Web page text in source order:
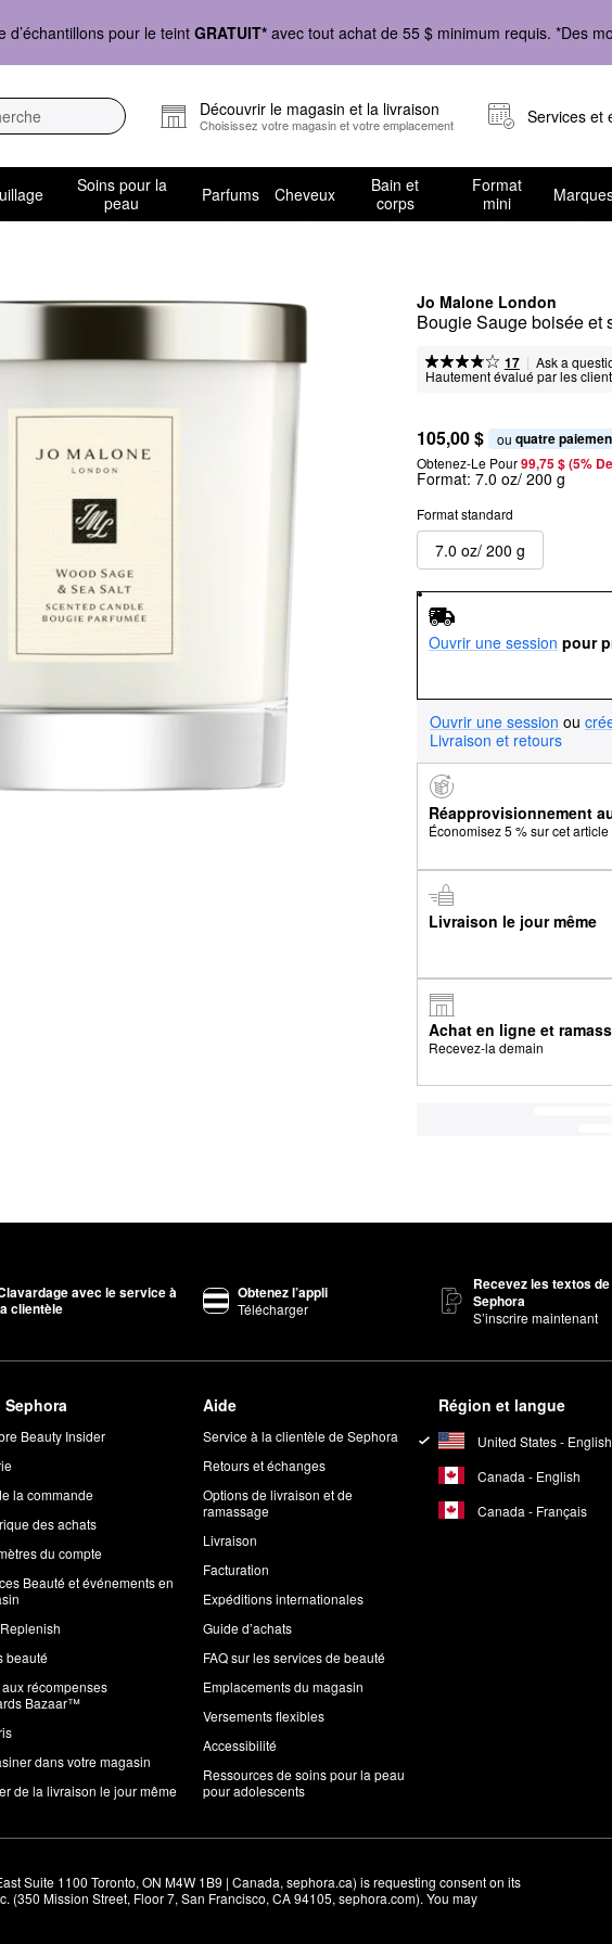
d’échantillons pour le teint GRATUIT* avec tout achat de 55 $ minimum requis. *Des
Découvrir le magasin et la livraison
Choisissez votre magasin et votre emplacement Services et
Soins pour la
peau
Parfums Cheveux
Bain et
corps
Format
mini
Jo Malone London
Bougie Sauge boisée et
17 | Ask a
Hautement évalué par les
105,00 $ ou quatre
Obtenez-Le Pour99,75 $ (5%
Format: 7.0 oz/ 200 g
Format standard
7.0 oz/ 200 g
Ouvrir une session pour
Ouvrir une session ou
Livraison et retours
Réapprovisionnement
Économisez 5 % sur cet article
Livraison le jour même
Achat en ligne et
Recevez-la demain
avec le service à
clientèle
Obtenez l’appli
Télécharger
Recevez les textos de
Sephora
S’inscrire maintenant
Sephora
Beauty Insider
la commande
des achats
du compte
Beauté et événements en
beauté
récompenses
Bazaar™
dans votre magasin
de la livraison le jour même
Aide
Service à la clientèle de Sephora
Retours et échanges
Options de livraison et de
ramassage
Livraison
Facturation
Expéditions internationales
Guide d’achats
FAQ sur les services de beauté
Emplacements du magasin
Versements flexibles
Accessibilité
Ressources de soins pour la peau
pour adolescents
Région et langue
United States - English
Canada - English
Canada - Français
Suite 1100 Toronto, ON M4W 1B9 | Canada, sephora.ca) is requesting consent on its
(350 Mission Street, Floor 7, San Francisco, CA 94105, sephora.com). You may